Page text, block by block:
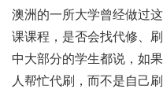
澳洲的一所大学曾经做过
课课程，是否会找代修、
中大部分的学生都说，如
人帮忙代刷，而不是自己